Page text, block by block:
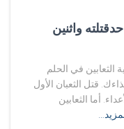
واثنين
الثعابين في الحلم
قتل الثعبان الأول
أما الثعابين